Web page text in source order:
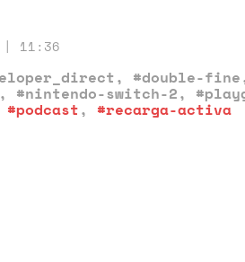
| 11:36
, #double-fine
, #nintendo-switch-2,
#podcast, #recarga-activa